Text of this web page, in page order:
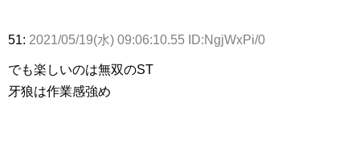
51: 2021/05/19(水) 09:06:10.55 ID:NgjWxPi/0
でも楽しいのは無双のST
牙狼は作業感強め